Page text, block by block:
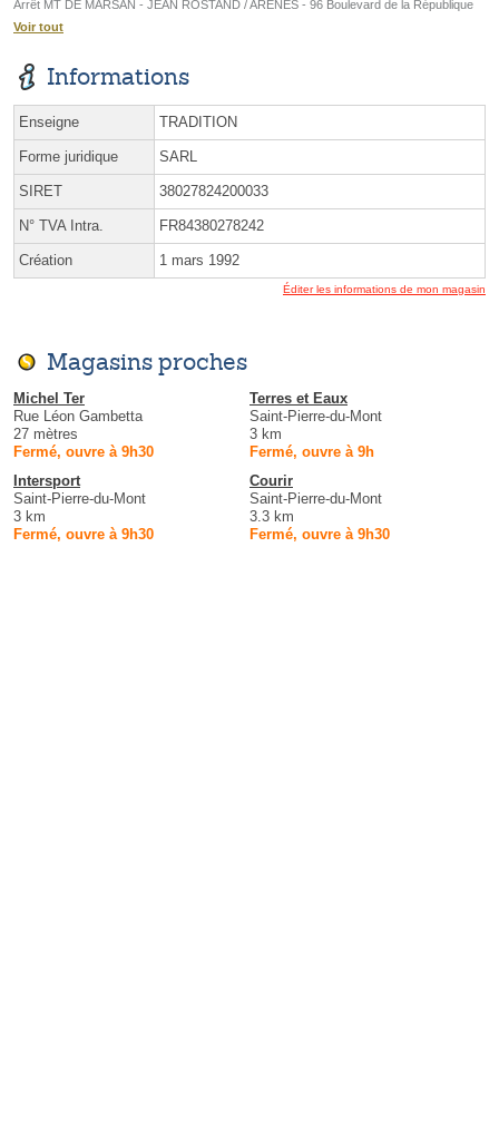
Arrêt MT DE MARSAN - JEAN ROSTAND / ARENES - 96 Boulevard de la République
Voir tout
Informations
Enseigne TRADITION
Forme juridique SARL
SIRET 38027824200033
N° TVA Intra. FR84380278242
Création 1 mars 1992
Éditer les informations de mon magasin
Magasins proches
Michel Ter
Rue Léon Gambetta
27 mètres
Fermé, ouvre à 9h30
Terres et Eaux
Saint-Pierre-du-Mont
3 km
Fermé, ouvre à 9h
Intersport
Saint-Pierre-du-Mont
3 km
Fermé, ouvre à 9h30
Courir
Saint-Pierre-du-Mont
3.3 km
Fermé, ouvre à 9h30